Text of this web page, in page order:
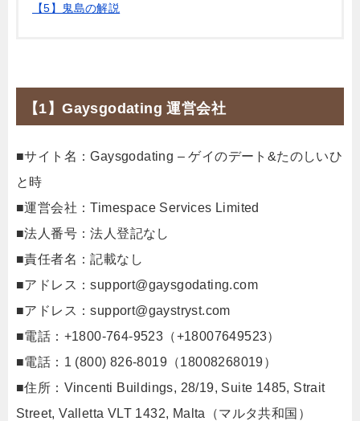
【5】鬼島の解説
【1】Gaysgodating 運営会社
■サイト名：Gaysgodating – ゲイのデート&たのしいひ
と時
■運営会社：Timespace Services Limited
■法人番号：法人登記なし
■責任者名：記載なし
■アドレス：support@gaysgodating.com
■アドレス：support@gaystryst.com
■電話：+1800-764-9523（+18007649523）
■電話：1 (800) 826-8019（18008268019）
■住所：Vincenti Buildings, 28/19, Suite 1485, Strait
Street, Valletta VLT 1432, Malta（マルタ共和国）